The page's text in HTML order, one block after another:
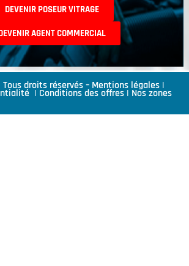
DEVENIR POSEUR VITRAGE
AGENT COMMERCIAL
droits réservés – Mentions légales |
| Conditions des offres | Nos zones